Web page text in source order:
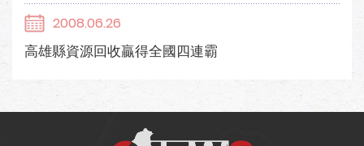
2008.06.26
高雄縣資源回收贏得全國四連霸